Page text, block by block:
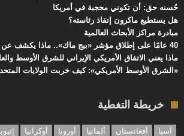
حُسنه حق: أن تكوني محجبة في أمريكا
هل يستطيع ماكرون إنقاذ رئاسته؟
مبادرة مراكز الأبحاث العالمية
40 عامًا على إطلاق مؤشر «بيج ماك».. ماذا يكشف عن الاقتصاد العالمي؟
ماذا يعني الاتفاق الأمريكي الإيراني للشرق الأوسط
«الشرق الأوسط الأمريكي»: كيف خربت الولايات
خريطة التغطية
آسيا أفغانستان ألمانيا أوروبا أوكرانيا